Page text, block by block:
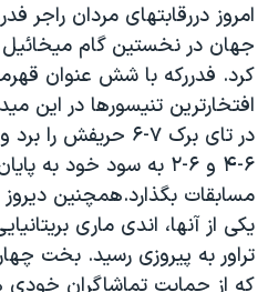
امروز دررقابتهای مردان
جهان در نخستین گام
کرد. فدررکه با شش عنوان
افتخارترین تنیسورها در
در تای برک ۷-۶
۶-۴ و ۶-۲ به سود خود به
مسابقات بگذارد.همچنین دیروز
یکی از آنها، اندی ماری
تراور به پیروزی رسید. بخت